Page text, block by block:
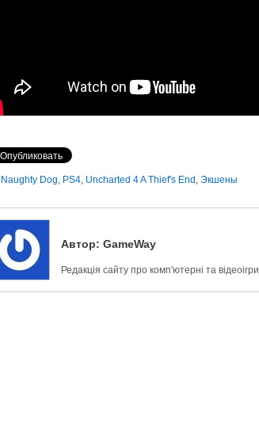
Naughty Dog, PS4, Uncharted 4 A Thief's End , Экшены
Автор: GameWay
Редакція сайту про комп'ютерні та